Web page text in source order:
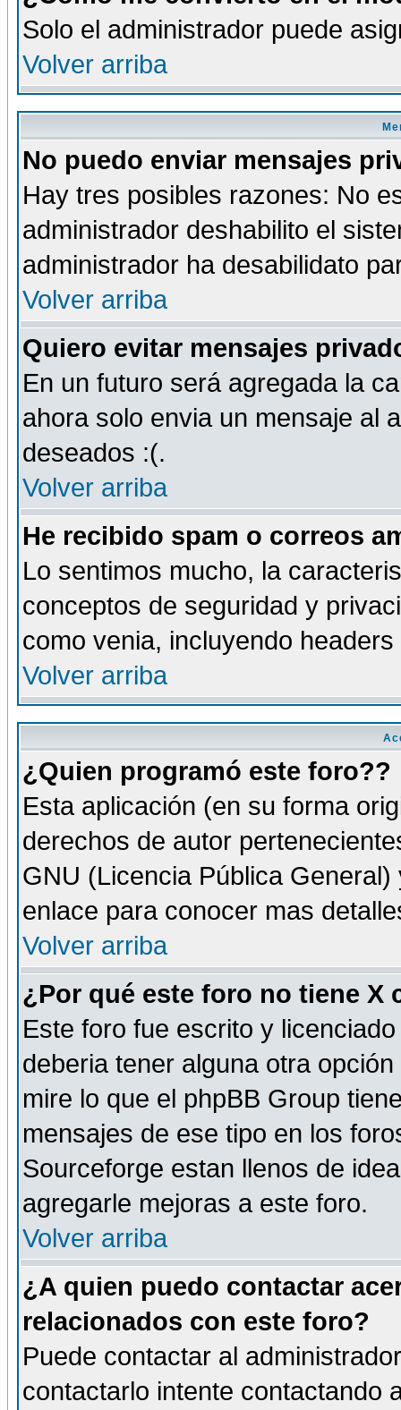
Solo el administrador puede
Volver arriba
No puedo enviar mensajes
Hay tres posibles razones: No
administrador deshabilito el
administrador ha desabilidato
Volver arriba
Quiero evitar mensajes
En un futuro será agregada la
ahora solo envia un mensaje al
deseados :(.
Volver arriba
He recibido spam o correos
Lo sentimos mucho, la
conceptos de seguridad y
como venia, incluyendo
Volver arriba
¿Quien programó este foro??
Esta aplicación (en su forma
derechos de autor
GNU (Licencia Pública
enlace para conocer mas
Volver arriba
¿Por qué este foro no tiene X
Este foro fue escrito y
deberia tener alguna otra
mire lo que el phpBB Group
mensajes de ese tipo en los
Sourceforge estan llenos de
agregarle mejoras a este foro.
Volver arriba
¿A quien puedo contactar
relacionados con este foro?
Puede contactar al
contactarlo intente contactando